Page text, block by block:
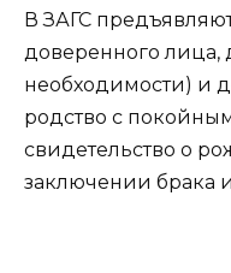
В ЗАГС
доверенного лица,
необходимости) и
родство с
свидетельство о
заключении брака и